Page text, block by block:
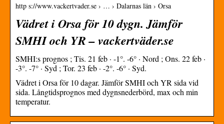
http s://www.vackertvader.se › … › Dalarnas län › Orsa
Vädret i Orsa för 10 dygn. Jämför
SMHI och YR – vackertväder.se
SMHI:s prognos ; Tis. 21 feb · -1°. -6° · Nord ; Ons. 22 feb ·
-3°. -7° · Syd ; Tor. 23 feb · -2°. -6° · Syd.
Vädret i Orsa för 10 dagar. Jämför SMHI och YR sida vid
sida. Långtidsprognos med dygnsnederbörd, max och min
temperatur.